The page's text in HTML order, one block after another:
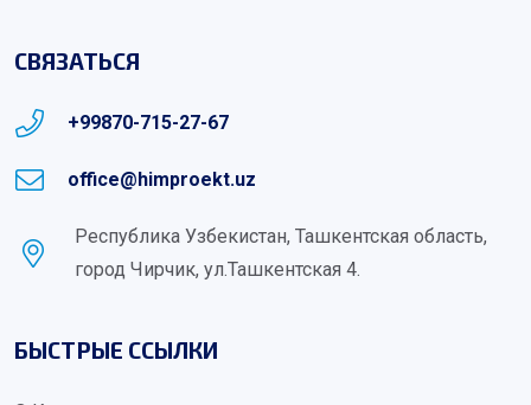
СВЯЗАТЬСЯ
+99870-715-27-67
office@himproekt.uz
Республика Узбекистан, Ташкентская область,
город Чирчик, ул.Ташкентская 4.
БЫСТРЫЕ ССЫЛКИ